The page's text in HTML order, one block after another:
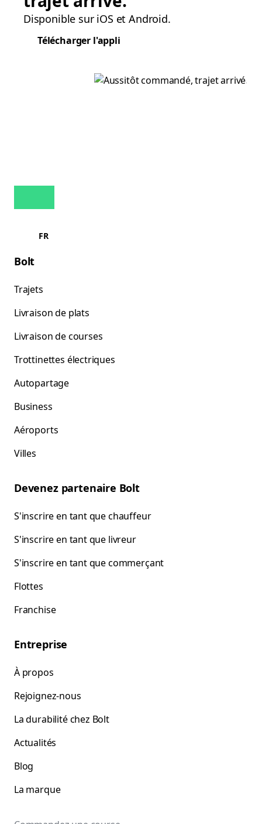
Disponible sur iOS et Android.
Télécharger l'appli
FR
Bolt
Trajets
Livraison de plats
Livraison de courses
Trottinettes électriques
Autopartage
Business
Aéroports
Villes
Devenez partenaire Bolt
S'inscrire en tant que chauffeur
S'inscrire en tant que livreur
S'inscrire en tant que commerçant
Flottes
Franchise
Entreprise
À propos
Rejoignez-nous
La durabilité chez Bolt
Actualités
Blog
La marque